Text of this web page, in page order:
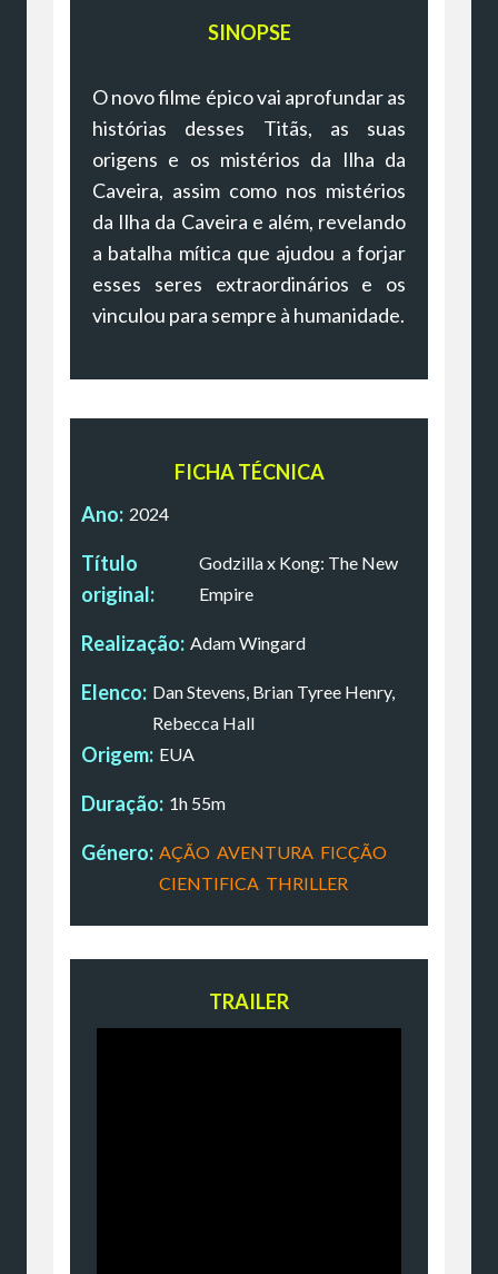
SINOPSE
O novo filme épico vai aprofundar as
histórias desses Titãs, as suas
origens e os mistérios da Ilha da
Caveira, assim como nos mistérios
da Ilha da Caveira e além, revelando
a batalha mítica que ajudou a forjar
esses seres extraordinários e os
vinculou para sempre à humanidade.
FICHA TÉCNICA
Ano: 2024
Título
original:
Godzilla x Kong: The New
Empire
Realização: Adam Wingard
Elenco: Dan Stevens, Brian Tyree Henry,
Rebecca Hall
Origem: EUA
Duração: 1h 55m
Género: AÇÃO, AVENTURA FICÇÃO
CIENTIFICA THRILLER
TRAILER